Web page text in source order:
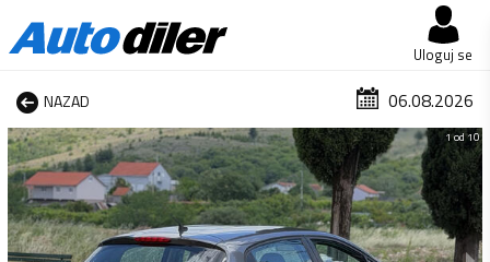
Uloguj se
NAZAD 06.08.2026
1 od 10